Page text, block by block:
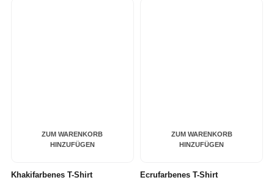
ZUM WARENKORB
HINZUFÜGEN
Khakifarbenes T-Shirt
ZUM WARENKORB
HINZUFÜGEN
Ecrufarbenes T-Shirt